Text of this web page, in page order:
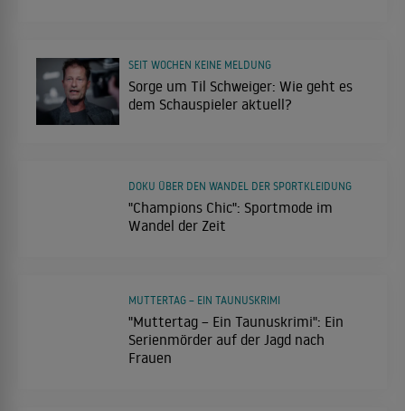
Sorge um Til Schweiger: Wie geht es
dem Schauspieler aktuell?
SEIT WOCHEN KEINE MELDUNG
"Champions Chic": Sportmode im
Wandel der Zeit
DOKU ÜBER DEN WANDEL DER SPORTKLEIDUNG
"Muttertag – Ein Taunuskrimi": Ein
Serienmörder auf der Jagd nach
Frauen
MUTTERTAG – EIN TAUNUSKRIMI